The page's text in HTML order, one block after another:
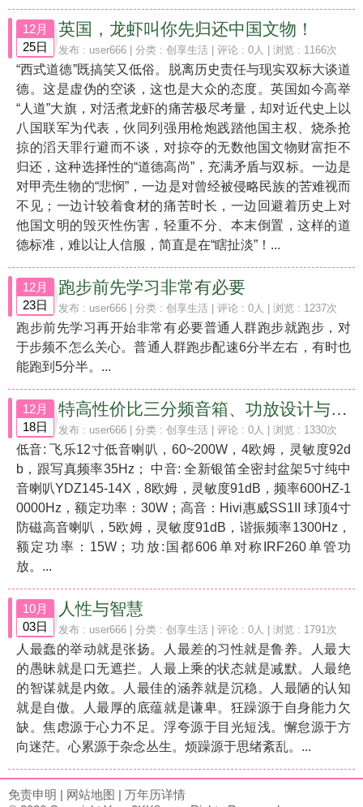
12月
25日
英国，龙虾叫你先归还中国文物！
发布 : user666 | 分类 : 创享生活 | 评论 : 0人 | 浏览 : 1166次
“西式道德”既搞笑又低俗。脱离历史责任与现实双标大谈道
德。这是虚伪的空谈，这也是大众的态度。英国如今高举
“人道”大旗，对活煮龙虾的痛苦极尽考量，却对近代史上以
八国联军为代表，伙同列强用枪炮践踏他国主权、烧杀抢
掠的滔天罪行避而不谈，对掠夺的无数他国文物财富拒不
归还，这种选择性的“道德高尚”，充满矛盾与双标。一边是
对甲壳生物的“悲悯”，一边是对曾经被侵略民族的苦难视而
不见；一边计较着食材的痛苦时长，一边回避着历史上对
他国文明的毁灭性伤害，轻重不分、本末倒置，这样的道
德标准，难以让人信服，简直是在“瞎扯淡”！...
12月
23日
跑步前先学习非常有必要
发布 : user666 | 分类 : 创享生活 | 评论 : 0人 | 浏览 : 1237次
跑步前先学习再开始非常有必要普通人群跑步就跑步，对
于步频不怎么关心。普通人群跑步配速6分半左右，有时也
能跑到5分半。...
12月
18日
特高性价比三分频音箱、功放设计与搭配
发布 : user666 | 分类 : 创享生活 | 评论 : 0人 | 浏览 : 1330次
低音: 飞乐12寸低音喇叭，60~200W，4欧姆，灵敏度92d
b，跟写真频率35Hz； 中音: 全新银笛全密封盆架5寸纯中
音喇叭YDZ145-14X，8欧姆，灵敏度91dB，频率600HZ-1
0000Hz，额定功率：30W；高音：Hivi惠威SS1II 球顶4寸
防磁高音喇叭，5欧姆，灵敏度91dB，谐振频率1300Hz，
额定功率：15W；功放:国都606单对称IRF260单管功
放。...
10月
03日
人性与智慧
发布 : user666 | 分类 : 创享生活 | 评论 : 0人 | 浏览 : 1791次
人最蠢的举动就是张扬。人最差的习性就是鲁养。人最大
的愚昧就是口无遮拦。人最上乘的状态就是减默。人最绝
的智谋就是内敛。人最佳的涵养就是沉稳。人最陋的认知
就是自傲。人最厚的底蕴就是谦卑。狂躁源于自身能力欠
缺。焦虑源于心力不足。浮夸源于目光短浅。懈怠源于方
向迷茫。心累源于杂念丛生。烦躁源于思绪紊乱。...
免责申明 | 网站地图 | 万年历详情